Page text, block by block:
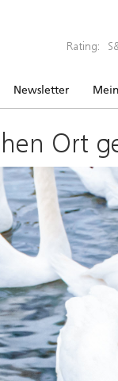
Rating:
Newsletter
Ort